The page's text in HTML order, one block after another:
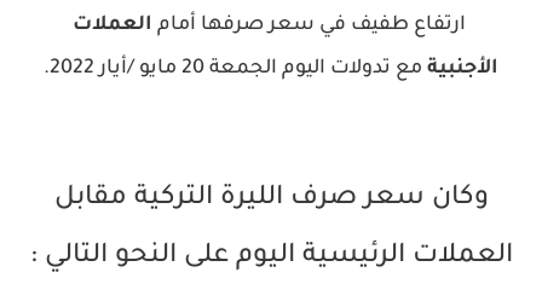
ارتفاع طفيف في سعر صرفها أمام العملات
الأجنبية مع تدولات اليوم الجمعة 20 مايو /أيار 2022.
وكان سعر صرف الليرة التركية مقابل
العملات الرئيسية اليوم على النحو التالي :